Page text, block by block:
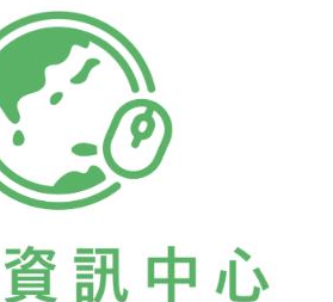
園區的訴求、並盛讚台灣民眾自主
豚的行動。APGN第二天議程今(1)
大禮堂展開，印度知名生態運動者
洲綠黨參議員鮑伯.布朗（Bob
張是：「兼顧全球視野以及人性，
諧共存，而非利用破壞」。席娃是
獲聯合國地球日獎項，是1993年的